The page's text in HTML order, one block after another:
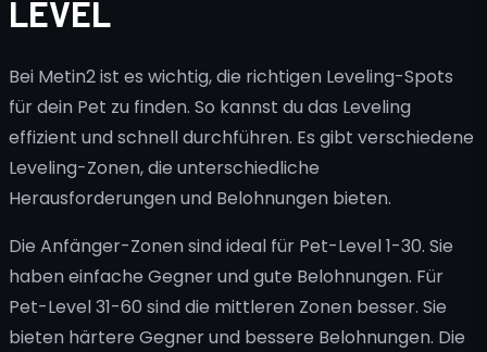
LEVEL
Bei Metin2 ist es wichtig, die richtigen Leveling-Spots
für dein Pet zu finden. So kannst du das Leveling
effizient und schnell durchführen. Es gibt verschiedene
Leveling-Zonen, die unterschiedliche
Herausforderungen und Belohnungen bieten.
Die Anfänger-Zonen sind ideal für Pet-Level 1-30. Sie
haben einfache Gegner und gute Belohnungen. Für
Pet-Level 31-60 sind die mittleren Zonen besser. Sie
bieten härtere Gegner und bessere Belohnungen. Die